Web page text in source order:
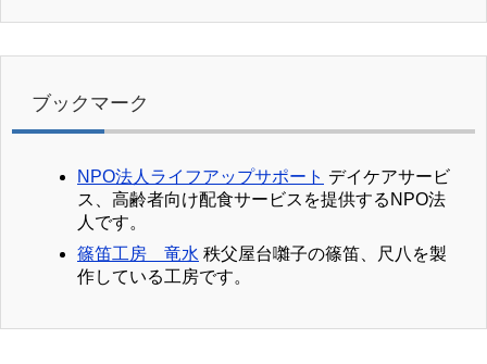
ブックマーク
NPO法人ライフアップサポート デイケアサービ
ス、高齢者向け配食サービスを提供するNPO法
人です。
篠笛工房 竜水 秩父屋台囃子の篠笛、尺八を製
作している工房です。